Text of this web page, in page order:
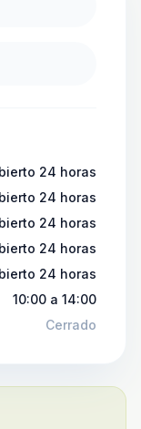
24 horas
24 horas
24 horas
24 horas
24 horas
10:00 a 14:00
Cerrado